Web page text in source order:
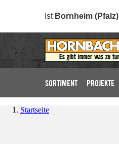
Ist Bornheim (Pfalz)
SORTIMENT PROJEKTE
Startseite